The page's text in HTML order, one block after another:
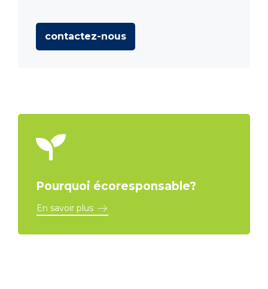
contactez-nous
Pourquoi écoresponsable?
En savoir plus